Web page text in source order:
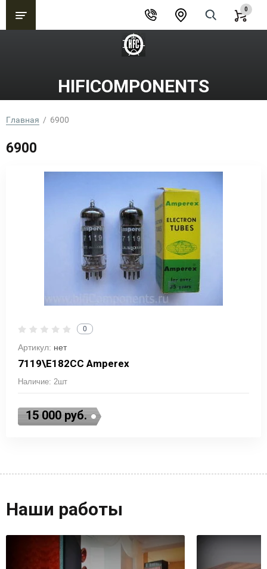
0
HIFICOMPONENTS
Главная
  /  6900
6900
0
Артикул: нет
7119\E182CC Amperex
Наличие: 2шт
15 000руб.
Наши работы